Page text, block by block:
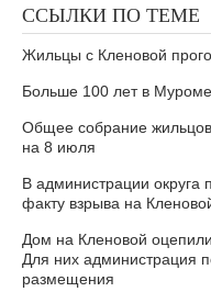
ССЫЛКИ ПО ТЕМЕ
Жильцы с Кленовой
Больше 100 лет в
Общее собрание
на 8 июля
В администрации
факту взрыва на
Дом на Кленовой
Для них администрация
размещения